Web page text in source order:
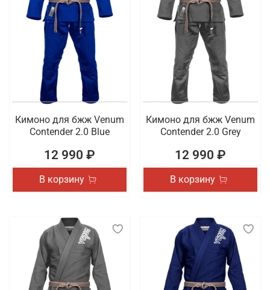
Кимоно для бжж Venum
Contender 2.0 Blue
12 990 ₽
В корзину
Кимоно для бжж Venum
Contender 2.0 Grey
12 990 ₽
В корзину